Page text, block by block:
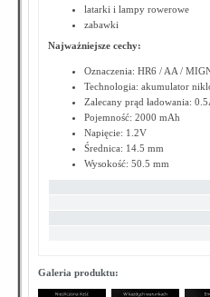
latarki i lampy rowerowe
zabawki
Najważniejsze cechy:
Oznaczenia: HR6 / AA /
Technologia: akumulator
Zalecany prąd ładowania:
Pojemność: 2000 mAh
Napięcie: 1.2V
Średnica: 14.5 mm
Wysokość: 50.5 mm
Galeria produktu: